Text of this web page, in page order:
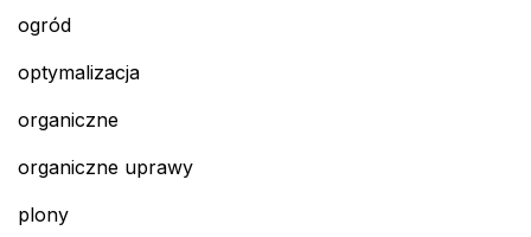
ogród
optymalizacja
organiczne
organiczne uprawy
plony